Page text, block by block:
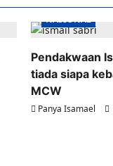
NASIONAL
Pendakwaan
tiada siapa
MCW
Panya Isamael